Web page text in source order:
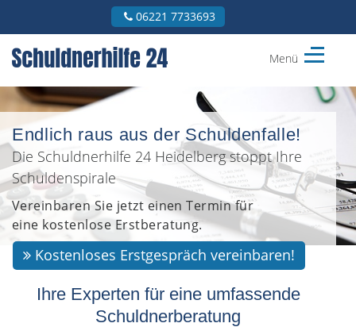
06221 7733693
24
Heidelberg
Menü
Endlich raus aus der Schuldenfalle!
Die Schuldnerhilfe 24 Heidelberg stoppt Ihre
Schuldenspirale
Vereinbaren Sie jetzt einen Termin für
eine kostenlose Erstberatung.
Kostenloses Erstgespräch vereinbaren!
Ihre Experten für eine umfassende
Schuldnerberatung